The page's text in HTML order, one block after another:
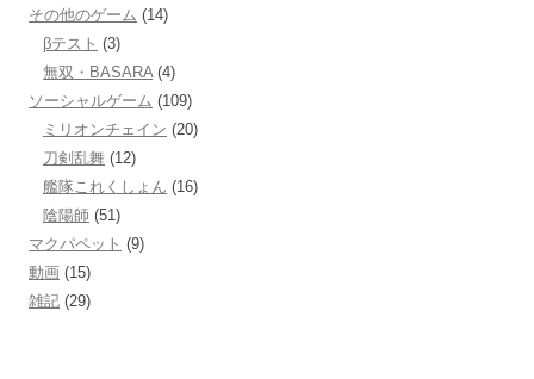
その他のゲーム (14)
βテスト (3)
無双・BASARA(4)
ソーシャルゲーム (109)
ミリオンチェイン (20)
刀剣乱舞 (12)
艦隊これくしょん (16)
陰陽師 (51)
マクパペット (9)
動画 (15)
雑記 (29)